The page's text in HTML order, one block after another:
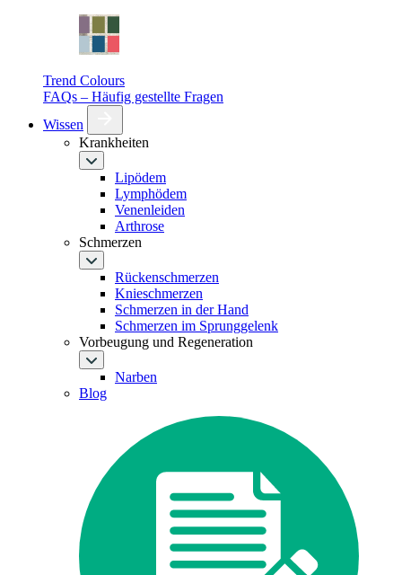
Trend Colours
FAQs – Häufig gestellte Fragen
Wissen
Krankheiten
Lipödem
Lymphödem
Venenleiden
Arthrose
Schmerzen
Rückenschmerzen
Knieschmerzen
Schmerzen in der Hand
Schmerzen im Sprunggelenk
Vorbeugung und Regeneration
Narben
Blog